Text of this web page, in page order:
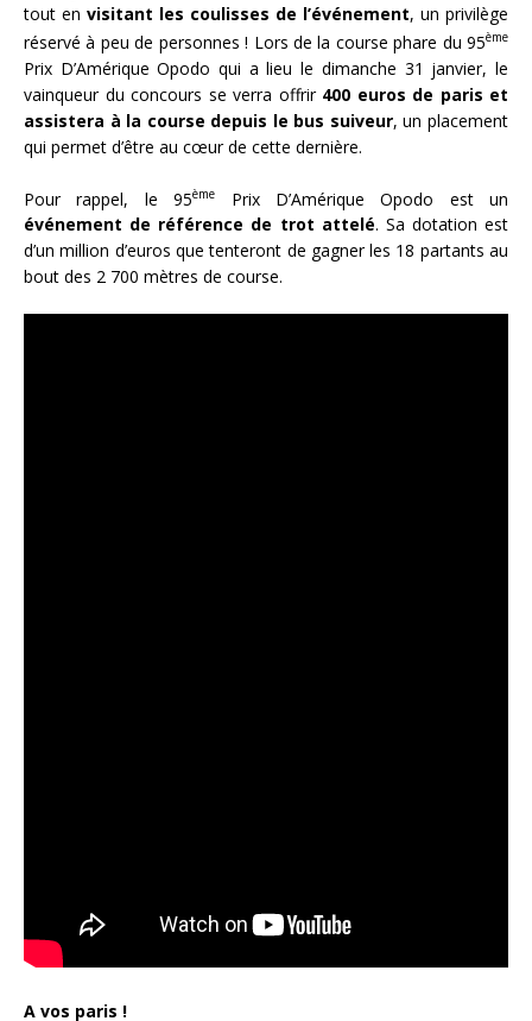
tout en visitant les coulisses de l’événement, un privilège
réservé à peu de personnes ! Lors de la course phare du 95ème
Prix D’Amérique Opodo qui a lieu le dimanche 31 janvier, le
vainqueur du concours se verra offrir 400 euros de paris et
assistera à la course depuis le bus suiveur, un placement
qui permet d’être au cœur de cette dernière.
Pour rappel, le 95ème
Prix D’Amérique Opodo est un
événement de référence de trot attelé. Sa dotation est
d’un million d’euros que tenteront de gagner les 18 partants au
bout des 2 700 mètres de course.
A vos paris !